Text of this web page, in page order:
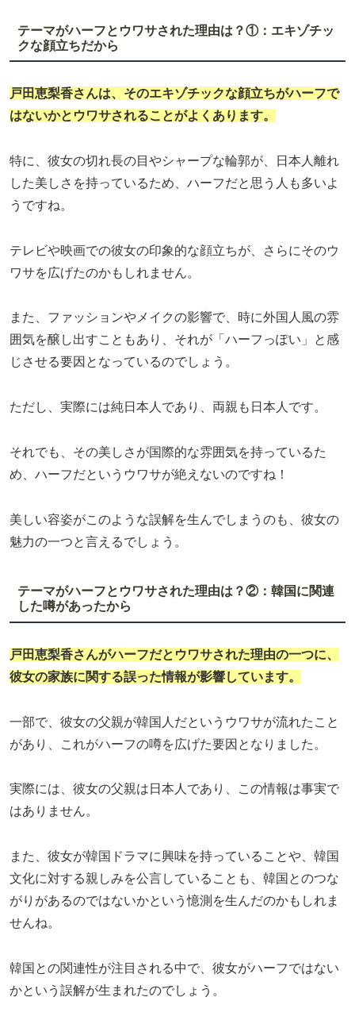
テーマがハーフとウワサされた理由は？①：エキゾチッ
クな顔立ちだから
戸田恵梨香さんは、そのエキゾチックな顔立ちがハーフで
はないかとウワサされることがよくあります。
特に、彼女の切れ長の目やシャープな輪郭が、日本人離れ
した美しさを持っているため、ハーフだと思う人も多いよ
うですね。
テレビや映画での彼女の印象的な顔立ちが、さらにそのウ
ワサを広げたのかもしれません。
また、ファッションやメイクの影響で、時に外国人風の雰
囲気を醸し出すこともあり、それが「ハーフっぽい」と感
じさせる要因となっているのでしょう。
ただし、実際には純日本人であり、両親も日本人です。
それでも、その美しさが国際的な雰囲気を持っているた
め、ハーフだというウワサが絶えないのですね！
美しい容姿がこのような誤解を生んでしまうのも、彼女の
魅力の一つと言えるでしょう。
テーマがハーフとウワサされた理由は？②：韓国に関連
した噂があったから
戸田恵梨香さんがハーフだとウワサされた理由の一つに、
彼女の家族に関する誤った情報が影響しています。
一部で、彼女の父親が韓国人だというウワサが流れたこと
があり、これがハーフの噂を広げた要因となりました。
実際には、彼女の父親は日本人であり、この情報は事実で
はありません。
また、彼女が韓国ドラマに興味を持っていることや、韓国
文化に対する親しみを公言していることも、韓国とのつな
がりがあるのではないかという憶測を生んだのかもしれま
せんね。
韓国との関連性が注目される中で、彼女がハーフではない
かという誤解が生まれたのでしょう。